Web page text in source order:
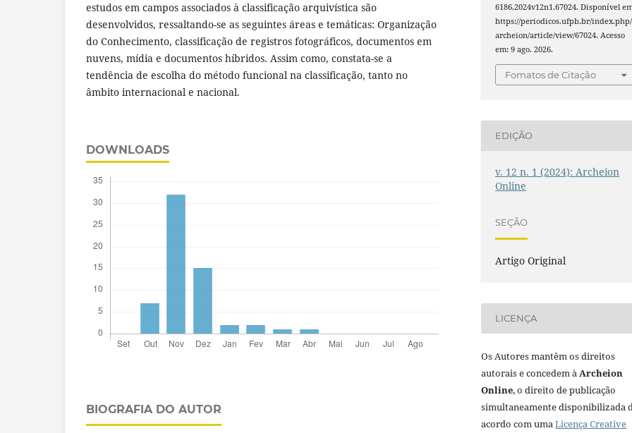
estudos em campos associados à classificação arquivística são
desenvolvidos, ressaltando-se as seguintes áreas e temáticas: Organização
do Conhecimento, classificação de registros fotográficos, documentos em
nuvens, mídia e documentos híbridos. Assim como, constata-se a
tendência de escolha do método funcional na classificação, tanto no
âmbito internacional e nacional.
DOWNLOADS
BIOGRAFIA DO AUTOR
6186.2024v12n1.67024. Disponível
https://periodicos.ufpb.br/index.php/
archeion/article/view/67024. Acesso
em: 9 ago. 2026.
Fomatos de Citação
EDIÇÃO
v. 12 n. 1 (2024): Archeion
Online
SEÇÃO
Artigo Original
LICENÇA
Os Autores mantêm os direitos
autorais e concedem àArcheion
Online, o direito de publicação
simultaneamente disponibilizada
acordo com umaLicença Creative